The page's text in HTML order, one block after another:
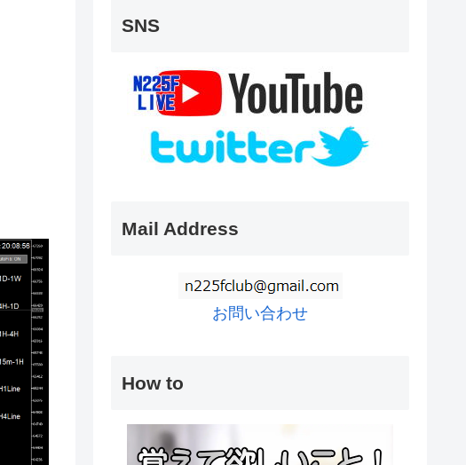
SNS
Mail Address
お問い合わせ
How to